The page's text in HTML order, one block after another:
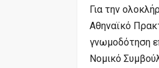
Για την
Αθηναϊκό
γνωμοδότηση
Νομικό